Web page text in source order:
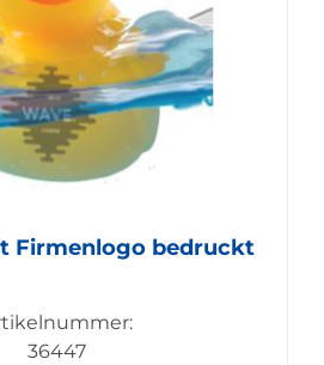
Firmenlogo bedruckt
36447